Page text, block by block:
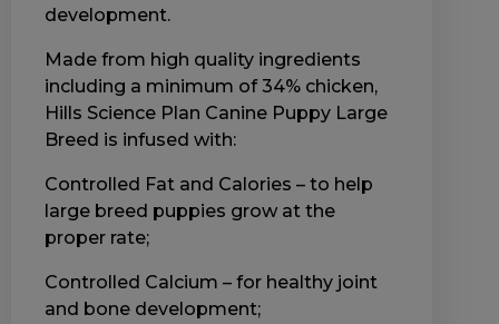
development.
Made from high quality ingredients
including a minimum of 34% chicken,
Hills Science Plan Canine Puppy Large
Breed is infused with:
Controlled Fat and Calories – to help
large breed puppies grow at the
proper rate;
Controlled Calcium – for healthy joint
and bone development;